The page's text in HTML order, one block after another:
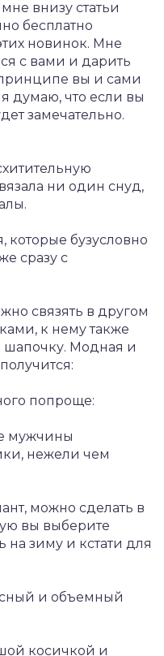
внизу статьи
бесплатно
новинок. Мне
с вами и дарить
принципе вы и сами
я думаю, что если вы
замечательно.
ни один снуд,
которые бузусловно
сразу с
связять в другом
к нему также
шапочку. Модная и
попроще:
мужчины
нежели чем
можно сделать в
вы выберите
на зиму и кстати для
и объемный
косичкой и